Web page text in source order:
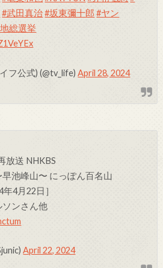
#武田真治 #坂東彌十郎 #ヤン
総選挙
フ公式) (@tv_life)April 28, 2024
放送 NHKBS
池峰山〜 にっぽん百名山
4月22日］
ソンさん他
April 22, 2024